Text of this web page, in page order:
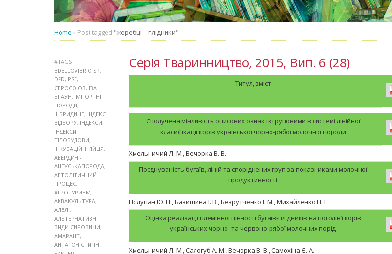
Home » Post tagged "жеребці – плідники"
#TAGS
BDELLOVIBRIO SP,
DFD, PSE,
ЄВРОСОЮЗ, ІЗА
БРАУН, ІМПОРТНІ
ПОРОДИ,
ІНБРИДИНГ, ІНДЕКС
ВІДБОРУ, ІНДЕКСИ,
ІНДЕКСИ
ТІЛОБУДОВИ,
ІНКУБАЦІЙНІ ЯЙЦЯ,
АБЕРДИН -
АНГУСЬКАПОРОДА,
АВТОЛІТИЧНИЙ
ПРОЦЕС,
АГРОТУРИЗМ,
АКВАКУЛЬТУРА,
АЛЕЛІ,
АЛЬТЕРНАТИВНІ
ВИДИ СИРОВИНИ,
АМАРАНТ,
АНТАГОНІСТИЧНІ
Серія Тваринництво, 2015, Вип. 6 (28)
Титул, зміст
Сполучена мінливість описових ознак із груповими в системі лінійної
класифікації корів української чорно-рябої молочної породи
Хмельничий Л. М., Вечорка В. В.
Поєднуваність бугаїв, ліній та споріднених груп за показниками молочної
продуктивності
Полупан Ю. П., Базишина І. В., Безрутченко І. М., Михайленко Н. Г.
Оцінка реалізації племінної цінності бугаїв-плідників на поголів’ї корів
українських чорно- та червоно-рябої молочних порід
Хмельничий Л. М., Салогуб А. М., Вечорка В. В., Самохіна Є. А.